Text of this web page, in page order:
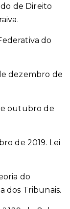
de Direito
do
dezembro de
outubro de
de 2019. Lei
do
dos Tribunais.